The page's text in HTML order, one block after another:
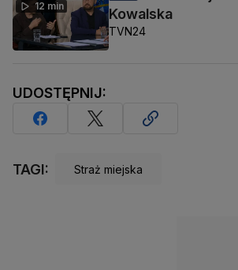
12 min
Kowalska
TVN24
UDOSTĘPNIJ:
TAGI: Straż miejska